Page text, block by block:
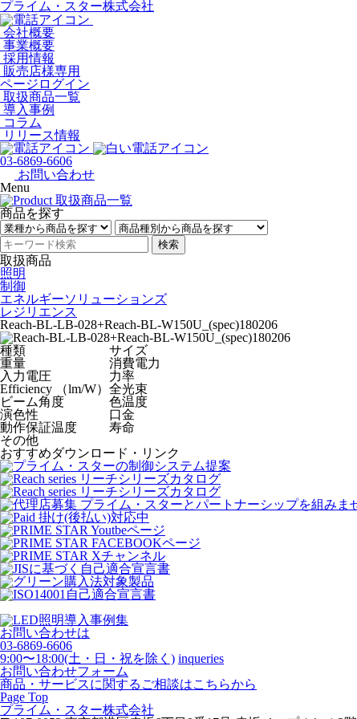
プライム・スター株式会社
会社概要
事業概要
採用情報
販売店様専用
ページログイン
取扱商品一覧
導入事例
コラム
リリース情報
03-6869-6606
お問い合わせ
Menu
商品を探す
検索
取扱商品
照明
制御
エネルギーソリューションズ
レジリエンス
Reach-BL-LB-028+Reach-BL-W150U_(spec)180206
種類
サイズ
重量
消費電力
入力電圧
力率
Efficiency （lm/W） 全光束
ビーム角度
色温度
演色性
口金
動作保証温度
寿命
その他
おすすめダウンロード・リンク
お問い合わせは
03-6869-6606
9:00〜18:00(土・日・祝を除く) inqueries
お問い合わせフォーム
商品・サービスに関するご相談はこちらから
Page Top
プライム・スター株式会社